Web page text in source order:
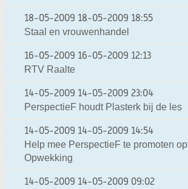
18-05-2009 18-05-2009 18:55
Staal en vrouwenhandel
16-05-2009 16-05-2009 12:13
RTV Raalte
14-05-2009 14-05-2009 23:04
PerspectieF houdt Plasterk bij de les
14-05-2009 14-05-2009 14:54
Help mee PerspectieF te promoten op
Opwekking
14-05-2009 14-05-2009 09:02